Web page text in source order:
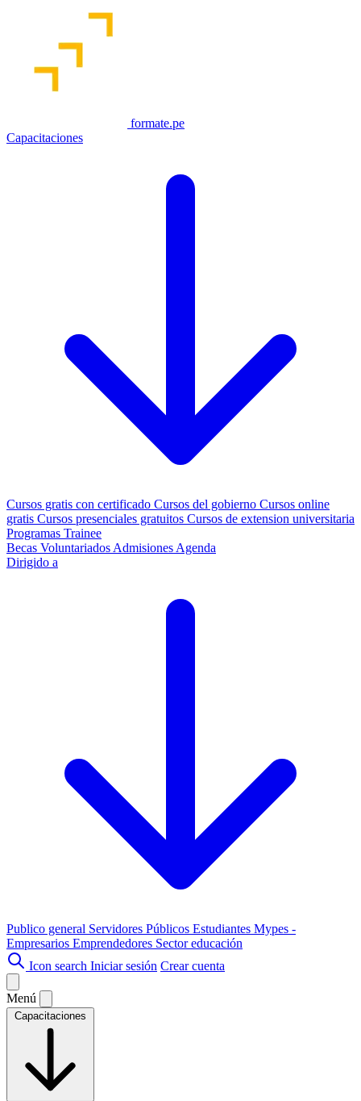
formate.pe
Capacitaciones
Cursos gratis con certificado Cursos del gobierno Cursos online
gratis Cursos presenciales gratuitos Cursos de extension universitaria
Programas Trainee
Becas Voluntariados Admisiones Agenda
Dirigido a
Publico general Servidores Públicos Estudiantes Mypes -
Empresarios Emprendedores Sector educación
Icon search Iniciar sesión Crear cuenta
Menú
Capacitaciones